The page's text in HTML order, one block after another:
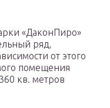
«ДаконПиро»
ряд,
от этого
помещения
кв. метров